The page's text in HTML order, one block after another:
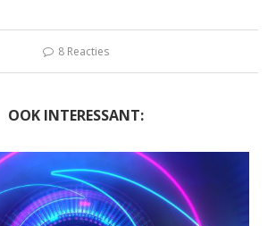
8 Reacties
OOK INTERESSANT: